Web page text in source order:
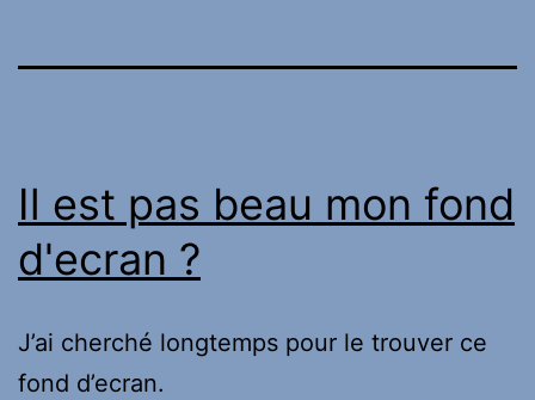
Il est pas beau mon fond
d'ecran ?
J’ai cherché longtemps pour le trouver ce
fond d’ecran.